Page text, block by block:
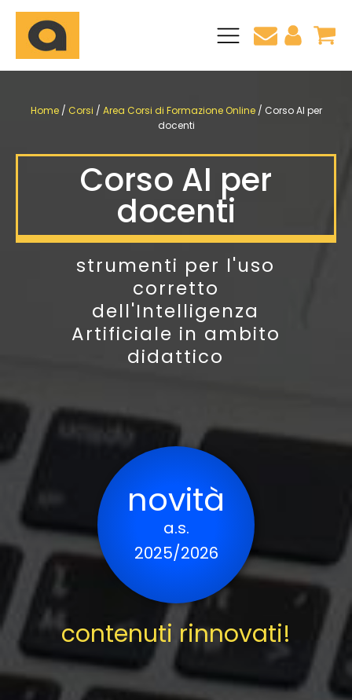
Consulenza personalizzata
Blog
Home/ Corsi / Area Corsi di Formazione Online/ Corso AI per
docenti
Corso AI per
docenti
strumenti per l'uso
corretto
dell'Intelligenza
Artificiale in ambito
didattico
novità
a.s.
2025/2026
contenuti rinnovati!